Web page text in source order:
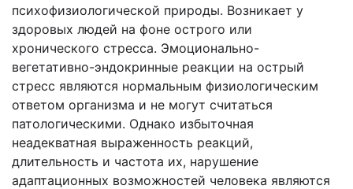
психофизиологической природы. Возникает у
здоровых людей на фоне острого или
хронического стресса. Эмоционально-
вегетативно-эндокринные реакции на острый
стресс являются нормальным физиологическим
ответом организма и не могут считаться
патологическими. Однако избыточная
неадекватная выраженность реакций,
длительность и частота их, нарушение
адаптационных возможностей человека являются